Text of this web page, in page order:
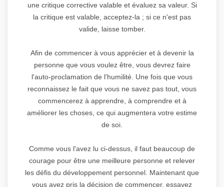
une critique corrective valable et évaluez sa valeur. Si
la critique est valable, acceptez-la ; si ce n'est pas
valide, laisse tomber.
Afin de commencer à vous apprécier et à devenir la
personne que vous voulez être, vous devrez faire
l'auto-proclamation de l'humilité. Une fois que vous
reconnaissez le fait que vous ne savez pas tout, vous
commencerez à apprendre, à comprendre et à
améliorer les choses, ce qui augmentera votre estime
de soi.
Comme vous l'avez lu ci-dessus, il faut beaucoup de
courage pour être une meilleure personne et relever
les défis du développement personnel. Maintenant que
vous avez pris la décision de commencer, essayez